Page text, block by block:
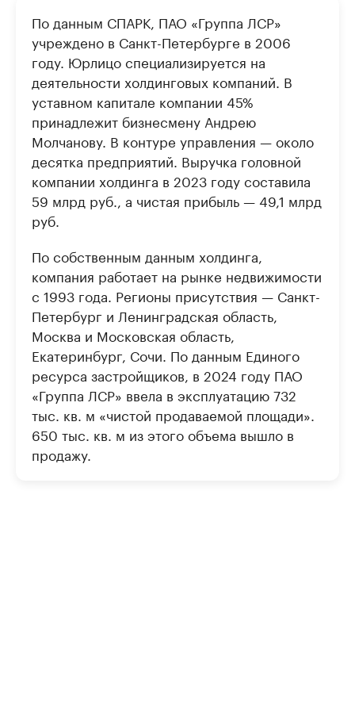
По данным СПАРК, ПАО «Группа ЛСР»
учреждено в Санкт-Петербурге в 2006
году. Юрлицо специализируется на
деятельности холдинговых компаний. В
уставном капитале компании 45%
принадлежит бизнесмену Андрею
Молчанову. В контуре управления — около
десятка предприятий. Выручка головной
компании холдинга в 2023 году составила
59 млрд руб., а чистая прибыль — 49,1 млрд
руб.
По собственным данным холдинга,
компания работает на рынке недвижимости
с 1993 года. Регионы присутствия — Санкт-
Петербург и Ленинградская область,
Москва и Московская область,
Екатеринбург, Сочи. По данным Единого
ресурса застройщиков, в 2024 году ПАО
«Группа ЛСР» ввела в эксплуатацию 732
тыс. кв. м «чистой продаваемой площади».
650 тыс. кв. м из этого объема вышло в
продажу.